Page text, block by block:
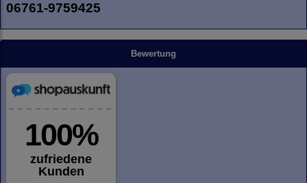
06761-9759425
Bewertung